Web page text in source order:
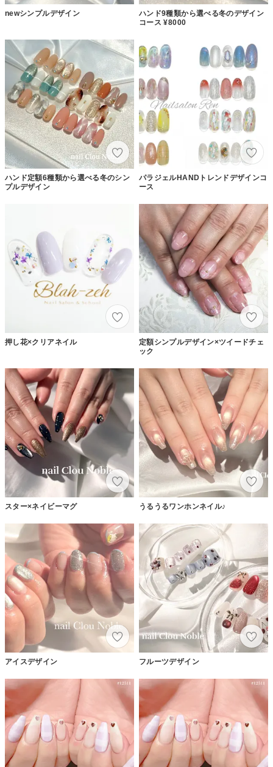
newシンプルデザイン
ハンド9種類から選べる冬のデザイン
コース ¥8000
ハンド定額6種類から選べる冬のシン
プルデザイン
パラジェルHANDトレンドデザインコ
ース
押し花×クリアネイル
定額シンプルデザイン×ツイードチェ
ック
スター×ネイビーマグ うるうるワンホンネイル♪
アイスデザイン フルーツデザイン